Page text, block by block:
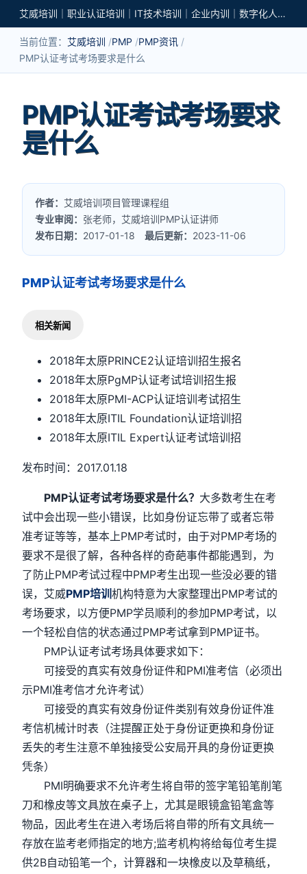
艾威培训｜职业认证培训｜IT技术培训｜企业内训｜数字化人才培养
当前位置： 艾威培训 PMP
PMP资讯
PMP认证考试考场要求是什么
PMP认证考试考场要求
是什么
作者： 艾威培训项目管理课程组
专业审阅： 张老师，艾威培训PMP认证讲师
发布日期： 2017-01-18最后更新： 2023-11-06
PMP认证考试考场要求是什么
相关新闻
2018年太原PRINCE2认证培训招生报名
2018年太原PgMP认证考试培训招生报
2018年太原PMI-ACP认证培训考试招生
2018年太原ITIL Foundation认证培训招
2018年太原ITIL Expert认证考试培训招
发布时间：2017.01.18
PMP认证考试考场要求是什么？ 大多数考生在考
试中会出现一些小错误，比如身份证忘带了或者忘带
准考证等等，基本上PMP考试时，由于对PMP考场的
要求不是很了解，各种各样的奇葩事件都能遇到，为
了防止PMP考试过程中PMP考生出现一些没必要的错
误，艾威PMP培训机构特意为大家整理出PMP考试的
考场要求，以方便PMP学员顺利的参加PMP考试，以
一个轻松自信的状态通过PMP考试拿到PMP证书。
PMP认证考试考场具体要求如下：
可接受的真实有效身份证件和PMI准考信（必须出
示PMI准考信才允许考试）
可接受的真实有效身份证件类别有效身份证件准
考信机械计时表（注提醒正处于身份证更换和身份证
丢失的考生注意不单独接受公安局开具的身份证更换
凭条）
PMI明确要求不允许考生将自带的签字笔铅笔削笔
刀和橡皮等文具放在桌子上，尤其是眼镜盒铅笔盒等
物品，因此考生在进入考场后将自带的所有文具统一
存放在监考老师指定的地方;监考机构将给每位考生提
供2B自动铅笔一个，计算器和一块橡皮以及草稿纸，